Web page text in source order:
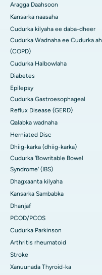
Aragga Daahsoon
Kansarka naasaha
Cudurka kilyaha ee daba-dheer
Cudurka Wadnaha ee Cudurka ah
(COPD)
Cudurka Halbowlaha
Diabetes
Epilepsy
Cudurka Gastroesophageal
Reflux Disease (GERD)
Qalabka wadnaha
Herniated Disc
Dhiig-karka (dhiig-karka)
Cudurka 'Bowritable Bowel
Syndrome' (IBS)
Dhagxaanta kilyaha
Kansarka Sambabka
Dhanjaf
PCOD/PCOS
Cudurka Parkinson
Arthritis rheumatoid
Stroke
Xanuunada Thyroid-ka